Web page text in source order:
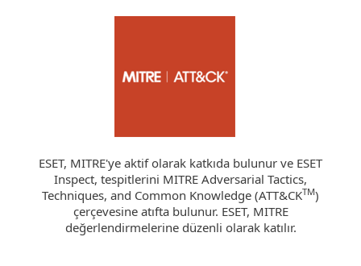
ESET, MITRE'ye aktif olarak katkıda bulunur ve ESET
Inspect, tespitlerini MITRE Adversarial Tactics,
Techniques, and Common Knowledge (ATT&CKTM)
çerçevesine atıfta bulunur. ESET, MITRE
değerlendirmelerine düzenli olarak katılır.